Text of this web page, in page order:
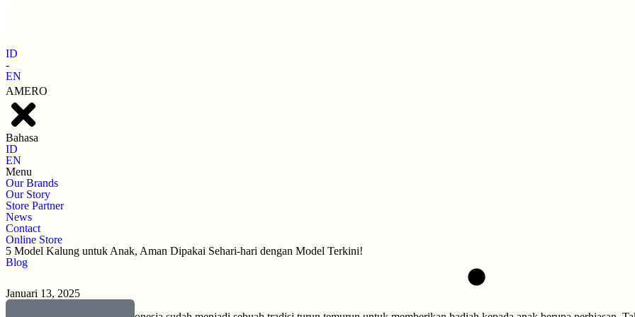
ID
-
EN
AMERO
Bahasa
ID
EN
Menu
Our Brands
Our Story
Store Partner
News
Contact
Online Store
5 Model Kalung untuk Anak, Aman Dipakai Sehari-hari dengan Model Terkini!
Blog
Januari 13, 2025